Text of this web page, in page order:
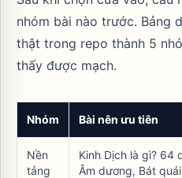
nhóm bài nào trước. Bảng
thật trong repo thành 5
thấy được mạch.
Nhóm Bài nên ưu tiên
Nền
tảng
Kinh Dịch là gì? 64
Âm dương, Bát quái